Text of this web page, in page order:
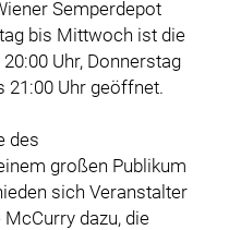
Semperdepot
bis Mittwoch ist die
Uhr, Donnerstag
21:00 Uhr geöffnet.
des
großen Publikum
sich Veranstalter
dazu, die